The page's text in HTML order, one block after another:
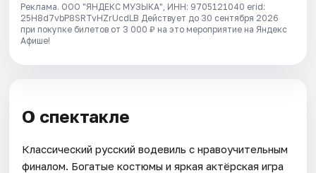
Реклама. ООО "ЯНДЕКС МУЗЫКА", ИНН: 9705121040 erid:
25H8d7vbP8SRTvHZrUcdLB Действует до 30 сентября 2026
при покупке билетов от 3 000 ₽ на это мероприятие на Яндекс
Афише!
О спектакле
Классический русский водевиль с нравоучительным
финалом. Богатые костюмы и яркая актёрская игра